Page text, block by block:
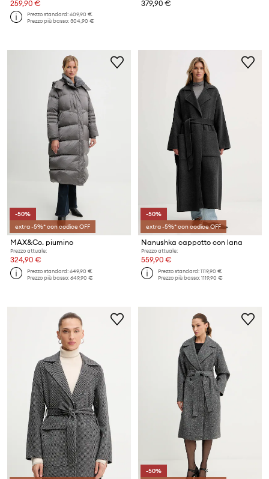
259,90 €
Prezzo standard:609,90 €
Prezzo più basso:304,90 €
379,90 €
-50%
extra -5%* con codice OFF
MAX&Co. piumino
Prezzo attuale:
324,90 €
Prezzo standard:649,90 €
Prezzo più basso:649,90 €
-50%
extra -5%* con codice OFF
Nanushka cappotto con lana
Prezzo attuale:
559,90 €
Prezzo standard:1119,90 €
Prezzo più basso:1119,90 €
-50%